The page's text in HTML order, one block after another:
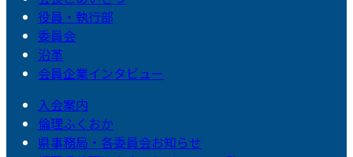
役員・執行部
委員会
沿革
会員企業インタビュー
入会案内
倫理ふくおか
県事務局・各委員会お知らせ